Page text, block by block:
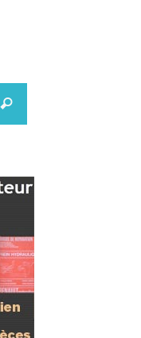
Recherche